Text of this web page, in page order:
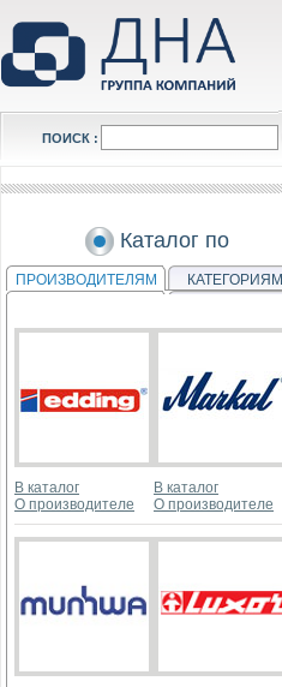
ПОИСК :
Каталог по
ПРОИЗВОДИТЕЛЯМ КАТЕГОРИЯМ
В каталог
О производителе
В каталог
О производителе